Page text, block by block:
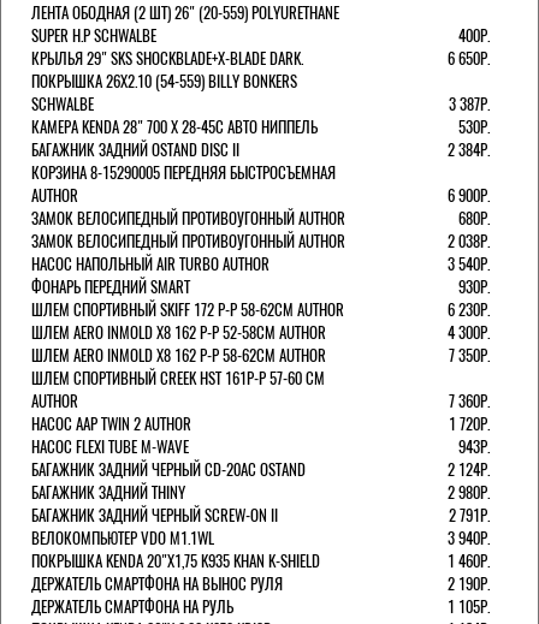
ЛЕНТА ОБОДНАЯ (2 ШТ) 26" (20-559) POLYURETHANE
SUPER H.P SCHWALBE
400Р.
КРЫЛЬЯ 29" SKS SHOCKBLADE+X-BLADE DARK.
6 650Р.
ПОКРЫШКА 26X2.10 (54-559) BILLY BONKERS
SCHWALBE
3 387Р.
КАМЕРА KENDA 28" 700 Х 28-45С АВТО НИППЕЛЬ
530Р.
БАГАЖНИК ЗАДНИЙ OSTAND DISC II
2 384Р.
КОРЗИНА 8-15290005 ПЕРЕДНЯЯ БЫСТРОСЪЕМНАЯ
AUTHOR
6 900Р.
ЗАМОК ВЕЛОСИПЕДНЫЙ ПРОТИВОУГОННЫЙ AUTHOR
680Р.
ЗАМОК ВЕЛОСИПЕДНЫЙ ПРОТИВОУГОННЫЙ AUTHOR
2 038Р.
НАСОС НАПОЛЬНЫЙ AIR TURBO AUTHOR
3 540Р.
ФОНАРЬ ПЕРЕДНИЙ SMART
930Р.
ШЛЕМ СПОРТИВНЫЙ SKIFF 172 Р-Р 58-62СМ AUTHOR
6 230Р.
ШЛЕМ AERO INMOLD X8 162 Р-Р 52-58СМ AUTHOR
4 300Р.
ШЛЕМ AERO INMOLD X8 162 Р-Р 58-62СМ AUTHOR
7 350Р.
ШЛЕМ СПОРТИВНЫЙ CREEK HST 161Р-Р 57-60 СМ
AUTHOR
7 360Р.
НАСОС AAP TWIN 2 AUTHOR
1 720Р.
НАСОС FLEXI TUBE M-WAVE
943Р.
БАГАЖНИК ЗАДНИЙ ЧЕРНЫЙ СD-20AC OSTAND
2 124Р.
БАГАЖНИК ЗАДНИЙ THINY
2 980Р.
БАГАЖНИК ЗАДНИЙ ЧЕРНЫЙ SCREW-ON II
2 791Р.
ВЕЛОКОМПЬЮТЕР VDO M1.1WL
3 940Р.
ПОКРЫШКА KENDA 20"Х1,75 K935 KHAN K-SHIELD
1 460Р.
ДЕРЖАТЕЛЬ СМАРТФОНА НА ВЫНОС РУЛЯ
2 190Р.
ДЕРЖАТЕЛЬ СМАРТФОНА НА РУЛЬ
1 105Р.